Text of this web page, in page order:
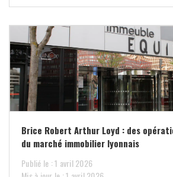
Brice Robert Arthur Loyd : des
du marché immobilier lyonnais
Publié le : 1 avril 2026